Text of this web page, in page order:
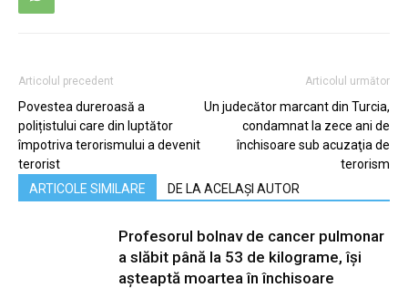
Articolul precedent
Povestea dureroasă a
polițistului care din luptător
împotriva terorismului a devenit
terorist
Articolul următor
Un judecător marcant din Turcia,
condamnat la zece ani de
închisoare sub acuzaţia de
terorism
ARTICOLE SIMILARE
DE LA ACELAȘI AUTOR
Profesorul bolnav de cancer pulmonar
a slăbit până la 53 de kilograme, își
așteaptă moartea în închisoare